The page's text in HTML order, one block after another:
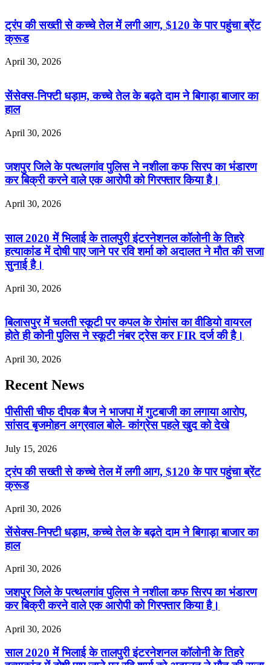
ट्रंप की सख्ती से कच्चे तेल में लगी आग, $120 के पार पहुंचा ब्रेंट
क्रूड
April 30, 2026
सेंसेक्स-निफ्टी धड़ाम, कच्चे तेल के बढ़ते दाम ने बिगाड़ा बाजार का
हाल
April 30, 2026
जशपुर जिले के पत्थलगांव पुलिस ने नशीला कफ सिरप का भंडारण
कर बिक्री करने वाले एक आरोपी को गिरफ्तार किया है।
April 30, 2026
साल 2020 में भिलाई के तालपुरी इंटरनेशनल कॉलोनी के तिहरे
हत्याकांड में दोषी पाए जाने पर रवि शर्मा को अदालत ने मौत की सजा
सुनाई है।
April 30, 2026
बिलासपुर में चलती स्कूटी पर कपल के रोमांस का वीडियो वायरल
होते ही कोनी पुलिस ने स्कूटी नंबर ट्रेस कर FIR दर्ज की है।
April 30, 2026
Recent News
पीसीसी चीफ दीपक बैज ने भाजपा में गुटबाजी का लगाया आरोप,
सांसद बृजमोहन अग्रवाल बोले- कांग्रेस पहले खुद को देखे
July 15, 2026
ट्रंप की सख्ती से कच्चे तेल में लगी आग, $120 के पार पहुंचा ब्रेंट
क्रूड
April 30, 2026
सेंसेक्स-निफ्टी धड़ाम, कच्चे तेल के बढ़ते दाम ने बिगाड़ा बाजार का
हाल
April 30, 2026
जशपुर जिले के पत्थलगांव पुलिस ने नशीला कफ सिरप का भंडारण
कर बिक्री करने वाले एक आरोपी को गिरफ्तार किया है।
April 30, 2026
साल 2020 में भिलाई के तालपुरी इंटरनेशनल कॉलोनी के तिहरे